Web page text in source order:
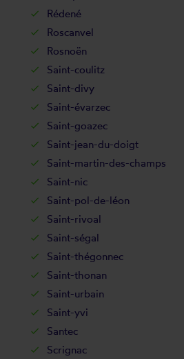
Rédené
Roscanvel
Rosnoën
Saint-coulitz
Saint-divy
Saint-évarzec
Saint-goazec
Saint-jean-du-doigt
Saint-martin-des-champs
Saint-nic
Saint-pol-de-léon
Saint-rivoal
Saint-ségal
Saint-thégonnec
Saint-thonan
Saint-urbain
Saint-yvi
Santec
Scrignac